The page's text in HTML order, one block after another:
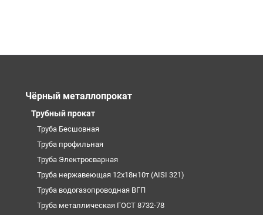
Чёрный металлопрокат
Трубный прокат
Труба Бесшовная
Труба профильная
Труба Электросварная
Труба нержавеющая 12х18н10т (AISI 321)
Труба водогазопроводная ВГП
Труба металлическая ГОСТ 8732-78